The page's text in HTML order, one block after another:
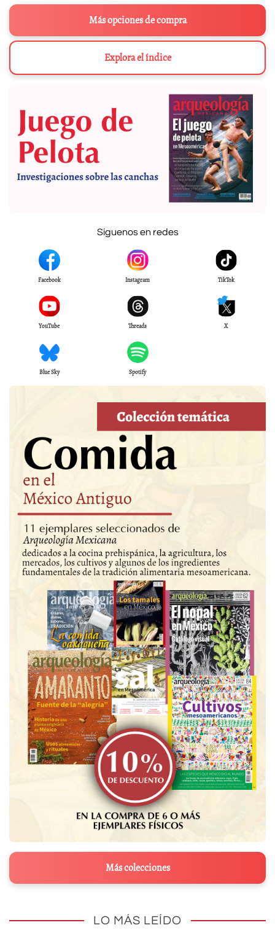
Más opciones de compra
Explora el índice
Síguenos en redes
Facebook Instagram TikTok
YouTube Threads X
Blue Sky Spotify
Más colecciones
LO MÁS LEÍDO